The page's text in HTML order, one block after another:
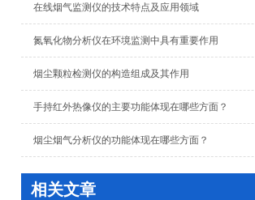
在线烟气监测仪的技术特点及应用领域
氮氧化物分析仪在环境监测中具有重要作用
烟尘颗粒检测仪的构造组成及其作用
手持红外热像仪的主要功能体现在哪些方面？
烟尘烟气分析仪的功能体现在哪些方面？
相关文章